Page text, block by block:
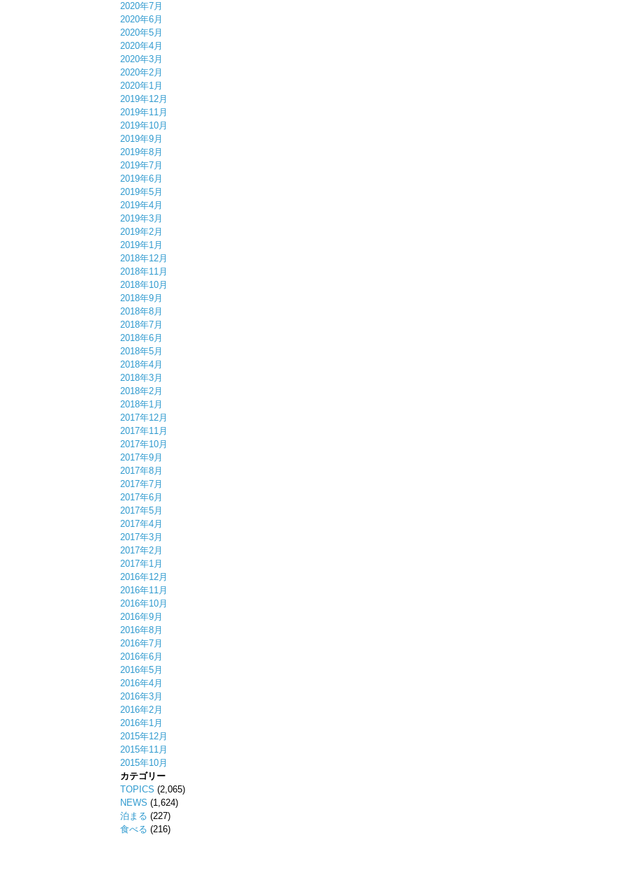
2020年7月
2020年6月
2020年5月
2020年4月
2020年3月
2020年2月
2020年1月
2019年12月
2019年11月
2019年10月
2019年9月
2019年8月
2019年7月
2019年6月
2019年5月
2019年4月
2019年3月
2019年2月
2019年1月
2018年12月
2018年11月
2018年10月
2018年9月
2018年8月
2018年7月
2018年6月
2018年5月
2018年4月
2018年3月
2018年2月
2018年1月
2017年12月
2017年11月
2017年10月
2017年9月
2017年8月
2017年7月
2017年6月
2017年5月
2017年4月
2017年3月
2017年2月
2017年1月
2016年12月
2016年11月
2016年10月
2016年9月
2016年8月
2016年7月
2016年6月
2016年5月
2016年4月
2016年3月
2016年2月
2016年1月
2015年12月
2015年11月
2015年10月
カテゴリー
TOPICS (2,065)
NEWS (1,624)
泊まる (227)
食べる (216)